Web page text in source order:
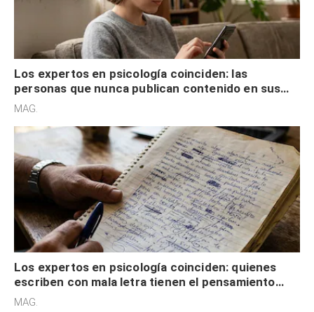
Los expertos en psicología coinciden: las
personas que nunca publican contenido en sus
redes sociales no pretenden buscar validación
MAG.
Los expertos en psicología coinciden: quienes
escriben con mala letra tienen el pensamiento
acelerado y no lo hacen por desinterés
MAG.